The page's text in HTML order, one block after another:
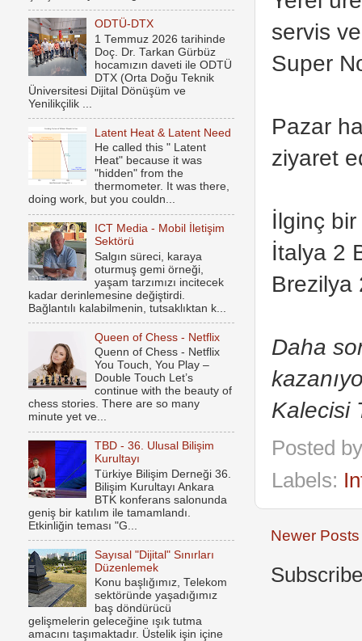
servis
Super
Pazar
ziyaret
İlginç bir
İtalya 2
Brezilya
Daha
Kalecisi
Posted
Labels:
Newer Posts
ODTÜ-DTX
1 Temmuz 2026 tarihinde
Doç. Dr. Tarkan Gürbüz
hocamızın daveti ile ODTÜ
DTX (Orta Doğu Teknik
Üniversitesi Dijital Dönüşüm ve
Yenilikçilik ...
Latent Heat & Latent Need
He called this " Latent
Heat" because it was
"hidden" from the
thermometer. It was there,
doing work, but you couldn...
ICT Media - Mobil İletişim
Sektörü
Salgın süreci, karaya
oturmuş gemi örneği,
yaşam tarzımızı incitecek
kadar derinlemesine değiştirdi.
Bağlantılı kalabilmenin, tutsaklıktan k...
Queen of Chess - Netflix
Quenn of Chess - Netflix
You Touch, You Play –
Double Touch Let’s
continue with the beauty of
chess stories. There are so many
minute yet ve...
TBD - 36. Ulusal Bilişim
Kurultayı
Türkiye Bilişim Derneği 36.
Bilişim Kurultayı Ankara
BTK konferans salonunda
geniş bir katılım ile tamamlandı.
Etkinliğin teması "G...
Sayısal "Dijital" Sınırları
Düzenlemek
Konu başlığımız, Telekom
sektöründe yaşadığımız
baş döndürücü
gelişmelerin geleceğine ışık tutma
amacını taşımaktadır. Üstelik işin içine